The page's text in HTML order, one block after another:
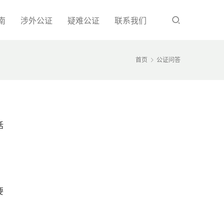
涉外公证 疑难公证 联系我们
首页 公证问答